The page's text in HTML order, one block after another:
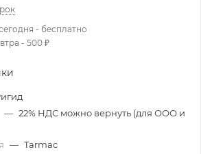
- бесплатно
- 500 ₽
— 22% НДС можно вернуть (для ООО и
— Tarmac